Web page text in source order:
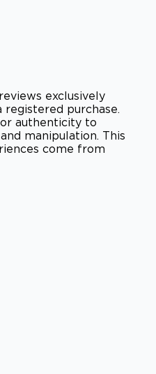
exclusively
purchase.
authenticity to
manipulation. This
come from